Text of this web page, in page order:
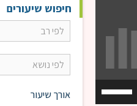
חיפוש שיעורים
אורך שיעור